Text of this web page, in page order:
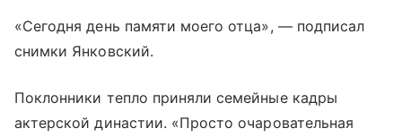
«Сегодня день памяти моего отца», — подписал
снимки Янковский.
Поклонники тепло приняли семейные кадры
актерской династии. «Просто очаровательная